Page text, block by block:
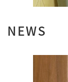
NEWS